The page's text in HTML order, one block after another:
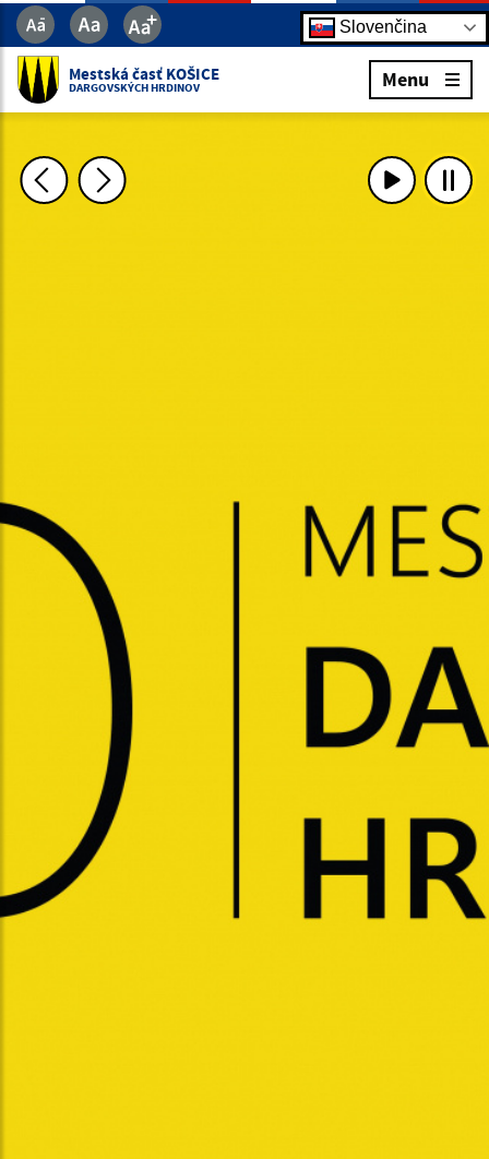
Slovenčina
Mestská časť KOŠICE
DARGOVSKÝCH HRDINOV Menu